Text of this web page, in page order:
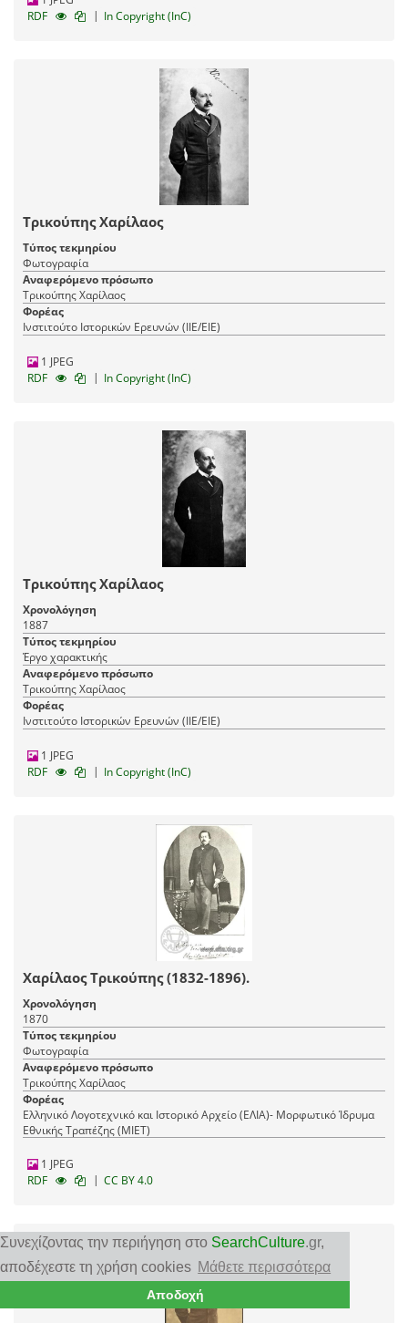
Συνεχίζοντας την περιήγηση στο SearchCulture.gr,
αποδέχεστε τη χρήση cookies Μάθετε περισσότερα
Αποδοχή
RDF
| In Copyright (InC)
Τρικούπης Χαρίλαος
Τύπος τεκμηρίου
Φωτογραφία
Αναφερόμενο πρόσωπο
Τρικούπης Χαρίλαος
Φορέας
Ινστιτούτο Ιστορικών Ερευνών (ΙΙΕ/ΕΙΕ)
1 JPEG
RDF
| In Copyright (InC)
Τρικούπης Χαρίλαος
Χρονολόγηση
1887
Τύπος τεκμηρίου
Έργο χαρακτικής
Αναφερόμενο πρόσωπο
Τρικούπης Χαρίλαος
Φορέας
Ινστιτούτο Ιστορικών Ερευνών (ΙΙΕ/ΕΙΕ)
1 JPEG
RDF
| In Copyright (InC)
Χαρίλαος Τρικούπης (1832-1896).
Χρονολόγηση
1870
Τύπος τεκμηρίου
Φωτογραφία
Αναφερόμενο πρόσωπο
Τρικούπης Χαρίλαος
Φορέας
Ελληνικό Λογοτεχνικό και Ιστορικό Αρχείο (ΕΛΙΑ)- Μορφωτικό Ίδρυμα
Εθνικής Τραπέζης (ΜΙΕΤ)
1 JPEG
RDF
| CC BY 4.0